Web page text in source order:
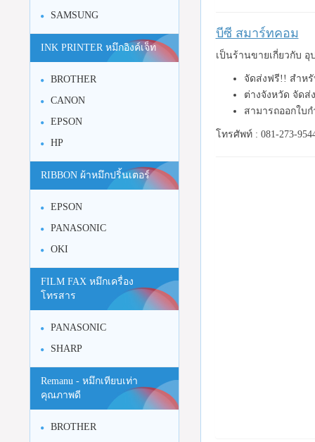
บีซี สมาร์ทคอม
เป็นร้านขายเกี่ยวกับ
จัดส่งฟรี!! สำห
ต่างจังหวัด จัดส่
สามารถออกใบ
โทรศัพท์ : 081-273-
SAMSUNG
INK PRINTER หมึกอิงค์เจ็ท
BROTHER
CANON
EPSON
HP
RIBBON ผ้าหมึกปริ้นเตอร์
EPSON
PANASONIC
OKI
FILM FAX หมึกเครื่อง
โทรสาร
PANASONIC
SHARP
Remanu - หมึกเทียบเท่า
คุณภาพดี
BROTHER